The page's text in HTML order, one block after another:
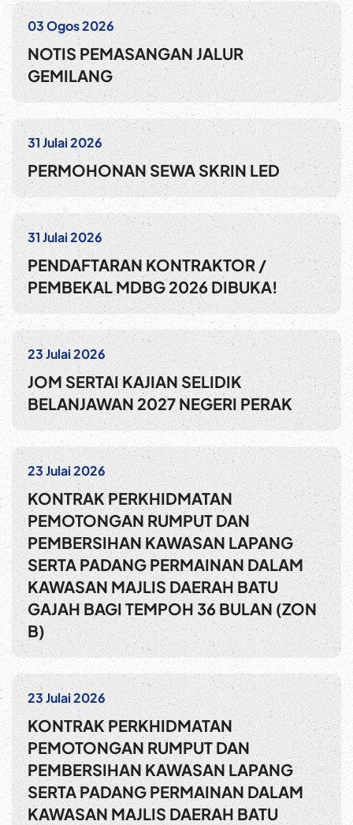
03 Ogos 2026
NOTIS PEMASANGAN JALUR
GEMILANG
31 Julai 2026
PERMOHONAN SEWA SKRIN LED
31 Julai 2026
PENDAFTARAN KONTRAKTOR /
PEMBEKAL MDBG 2026 DIBUKA!
23 Julai 2026
JOM SERTAI KAJIAN SELIDIK
BELANJAWAN 2027 NEGERI PERAK
23 Julai 2026
KONTRAK PERKHIDMATAN
PEMOTONGAN RUMPUT DAN
PEMBERSIHAN KAWASAN LAPANG
SERTA PADANG PERMAINAN DALAM
KAWASAN MAJLIS DAERAH BATU
GAJAH BAGI TEMPOH 36 BULAN (ZON
B)
23 Julai 2026
KONTRAK PERKHIDMATAN
PEMOTONGAN RUMPUT DAN
PEMBERSIHAN KAWASAN LAPANG
SERTA PADANG PERMAINAN DALAM
KAWASAN MAJLIS DAERAH BATU